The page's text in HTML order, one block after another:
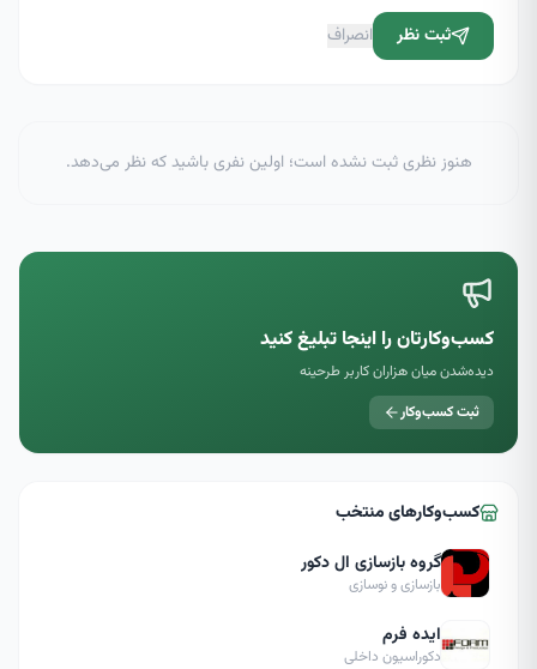
ثبت نظر انصراف
هنوز نظری ثبت نشده است؛ اولین نفری باشید که نظر می‌دهد.
کسب‌وکارتان را اینجا تبلیغ کنید
دیده‌شدن میان هزاران کاربر طرحینه
ثبت کسب‌وکار
کسب‌وکارهای منتخب
گروه بازسازی ال دکور
بازسازی و نوسازی
ایده فرم
دکوراسیون داخلی